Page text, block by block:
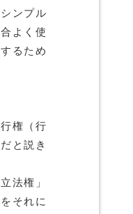
ンプル
よく使
るため
権（行
と説き
法権」
それに